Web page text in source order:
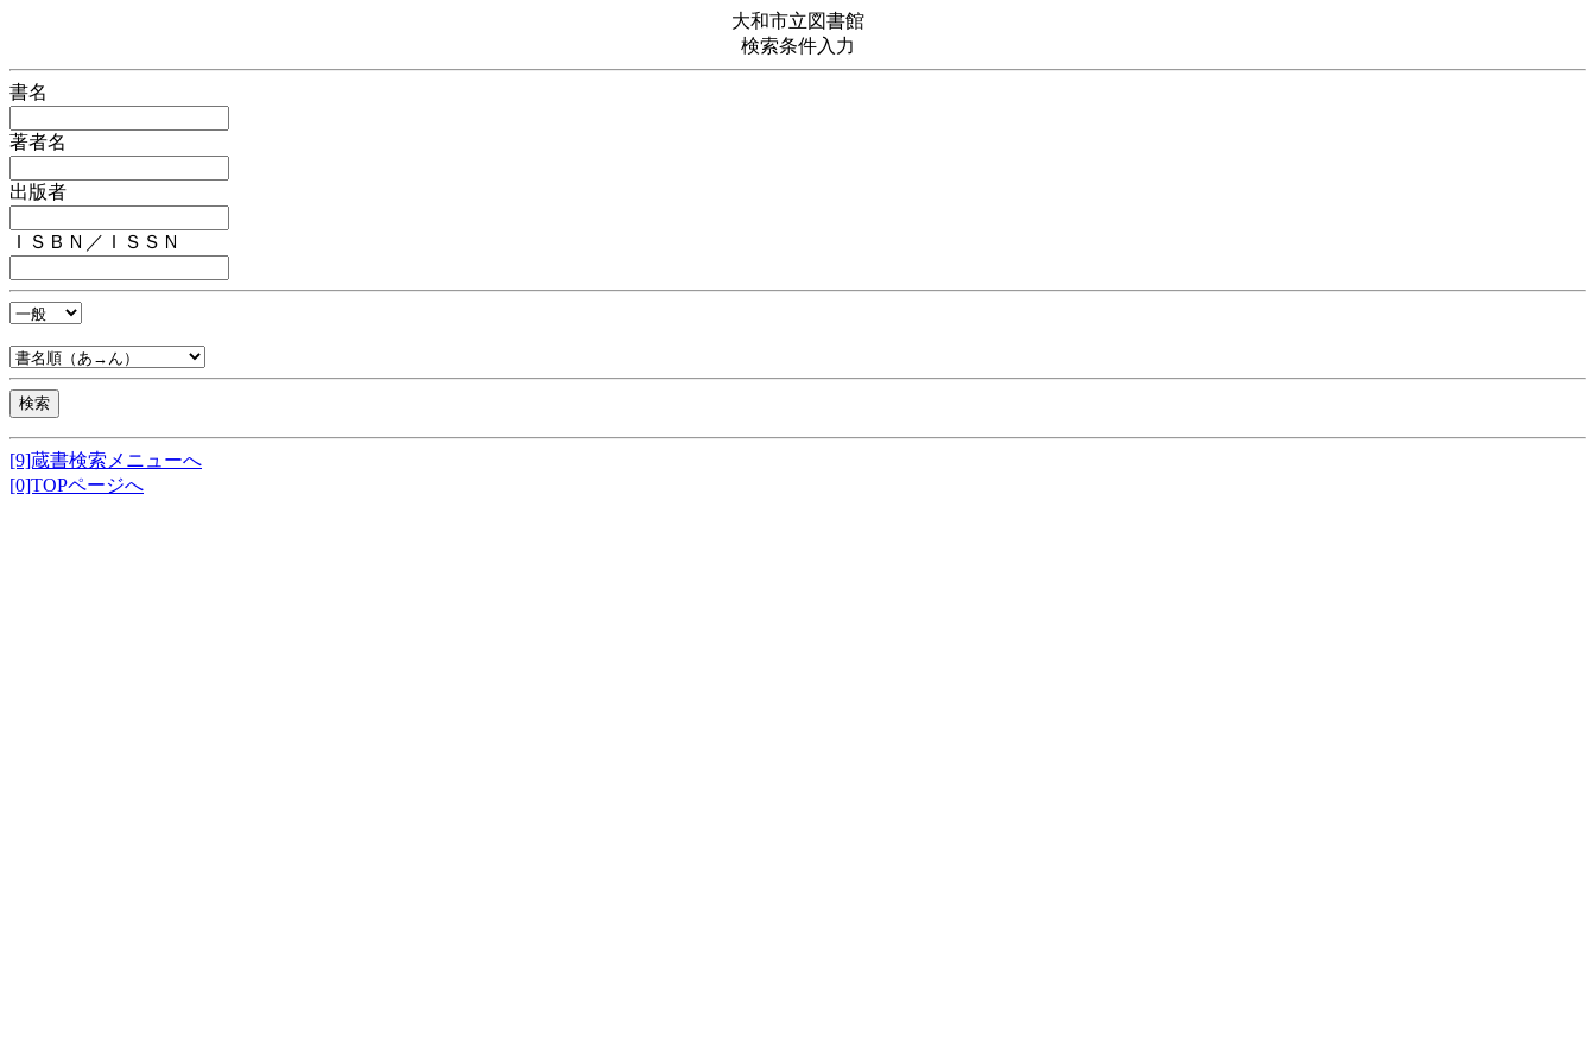
大和市立図書館
検索条件入力
書名
著者名
出版者
ＩＳＢＮ／ＩＳＳＮ
[9]蔵書検索メニューへ
[0]TOPページへ